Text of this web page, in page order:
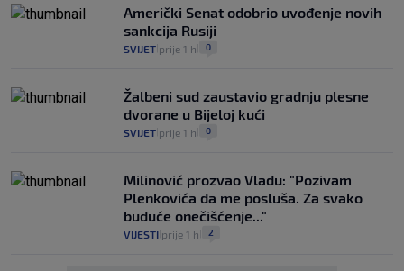
Američki Senat odobrio uvođenje novih
sankcija Rusiji
SVIJET prije 1 h 0
Žalbeni sud zaustavio gradnju plesne
dvorane u Bijeloj kući
SVIJET prije 1 h 0
Milinović prozvao Vladu: "Pozivam
Plenkovića da me posluša. Za svako
buduće onečišćenje..."
VIJESTI prije 1 h 2